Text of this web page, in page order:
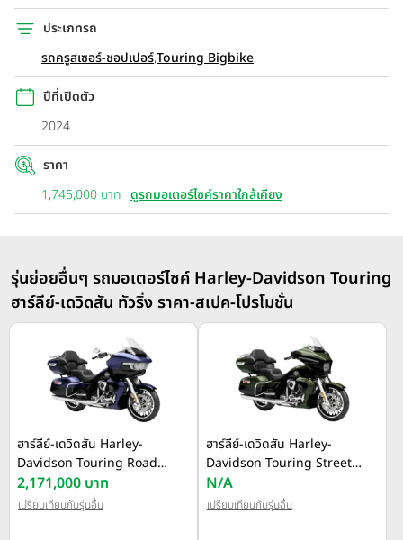
ประเภทรถ
รถครูสเซอร์-ชอปเปอร์,Touring Bigbike
ปีที่เปิดตัว
2024
ราคา
1,745,000 บาท ดูรถมอเตอร์ไซค์ราคาใกล้เคียง
รุ่นย่อยอื่นๆ รถมอเตอร์ไซค์ Harley-Davidson Touring
ฮาร์ลีย์-เดวิดสัน ทัวริ่ง ราคา-สเปค-โปรโมชั่น
ฮาร์ลีย์-เดวิดสัน Harley-
Davidson Touring Road
Glide Limited ปี 2026
2,171,000 บาท
เปรียบเทียบกับรุ่นอื่น
ฮาร์ลีย์-เดวิดสัน Harley-
Davidson Touring Street
Glide Limited ปี 2026
N/A
เปรียบเทียบกับรุ่นอื่น